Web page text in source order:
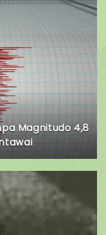
Magnitudo 4,8